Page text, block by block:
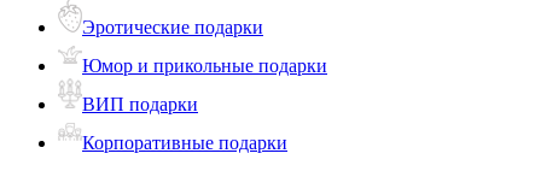
Эротические подарки
Юмор и прикольные подарки
ВИП подарки
Корпоративные подарки